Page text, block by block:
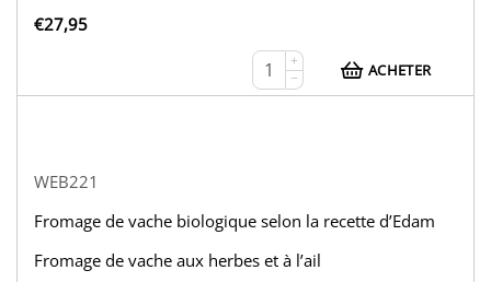
€27,95
+
−
ACHETER
WEB221
Fromage de vache biologique selon la recette d’Edam
Fromage de vache aux herbes et à l’ail